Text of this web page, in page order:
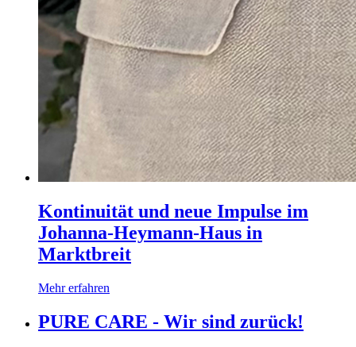
Kontinuität und neue Impulse im
Johanna-Heymann-Haus in
Marktbreit
Mehr erfahren
PURE CARE - Wir sind zurück!